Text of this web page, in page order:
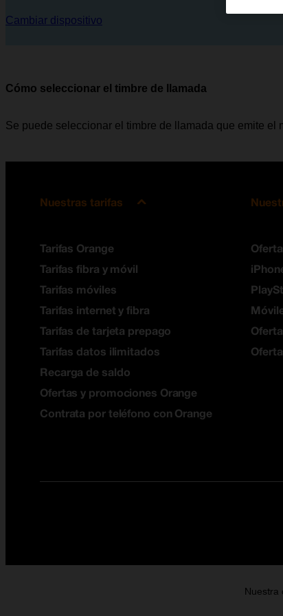
Cambiar dispositivo
Cómo seleccionar el timbre de llamada
Se puede seleccionar el timbre de llamada que emite el
Nuestras tarifas
Tarifas Orange
Tarifas fibra y móvil
Tarifas móviles
Tarifas internet y fibra
Tarifas de tarjeta prepago
Tarifas datos ilimitados
Recarga de saldo
Ofertas y promociones Orange
Contrata por teléfono con Orange
Nuestra